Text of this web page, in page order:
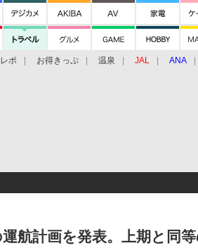
ポ お得きっぷ 温泉 JAL ANA
航計画を発表。上期と同